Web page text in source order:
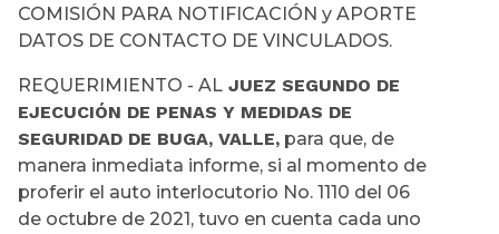
COMISIÓN PARA NOTIFICACIÓN y APORTE
DATOS DE CONTACTO DE VINCULADOS.
REQUERIMIENTO - AL JUEZ SEGUNDO DE
EJECUCIÓN DE PENAS Y MEDIDAS DE
SEGURIDAD DE BUGA, VALLE, para que, de
manera inmediata informe, si al momento de
proferir el auto interlocutorio No. 1110 del 06
de octubre de 2021, tuvo en cuenta cada uno